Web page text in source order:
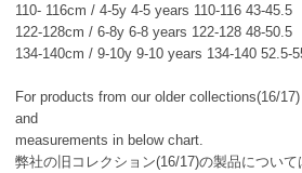
110- 116cm / 4-5y 4-5 years 110-116 43-45.5
122-128cm / 6-8y 6-8 years 122-128 48-50.5
134-140cm / 9-10y 9-10 years 134-140 52.5-
For products from our older collections(16/
and
measurements in below chart.
弊社の旧コレクション(16/17)の製品につい